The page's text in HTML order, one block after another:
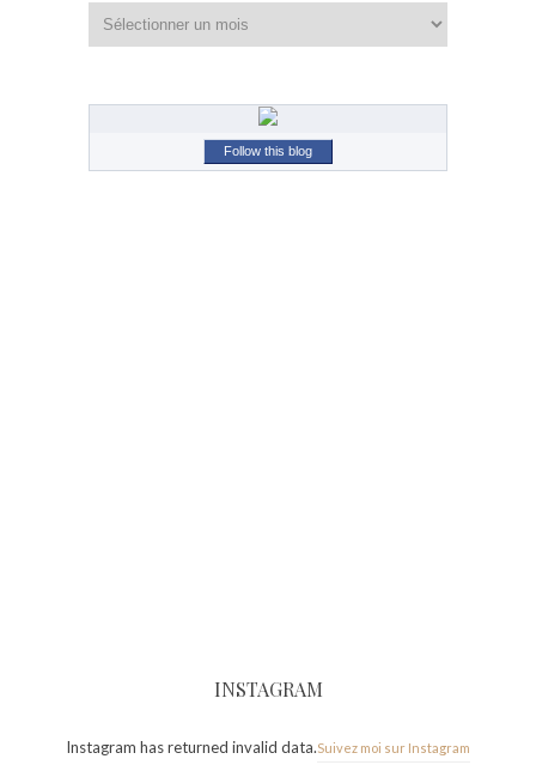
Follow this blog
INSTAGRAM
Instagram has returned invalid data.Suivez moi sur Instagram